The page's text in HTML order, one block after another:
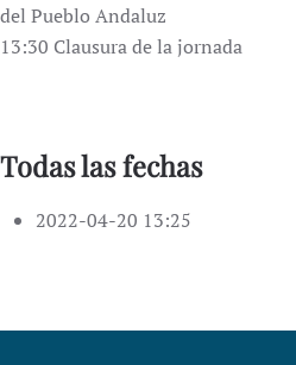
del Pueblo Andaluz
13:30 Clausura de la jornada
Todas las fechas
2022-04-20 13:25